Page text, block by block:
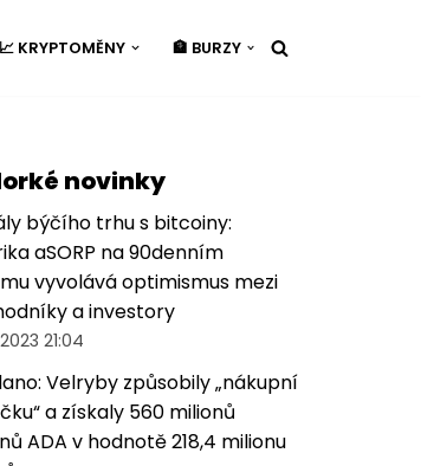
📈 KRYPTOMĚNY 🏦 BURZY
novinky
býčího trhu s bitcoiny:
aSORP na 90denním
vyvolává optimismus mezi
a investory
21:04
Velryby způsobily „nákupní
a získaly 560 milionů
ADA v hodnotě 218,4 milionu